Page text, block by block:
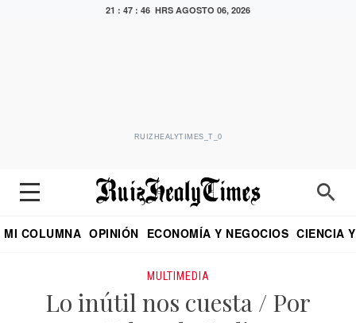
21 : 47 : 46 HRS AGOSTO 06, 2026
RUIZHEALYTIMES_T_0
MI COLUMNA OPINIÓN ECONOMÍA Y NEGOCIOS CIENCIA
MULTIMEDIA
Lo inútil nos cuesta / Por